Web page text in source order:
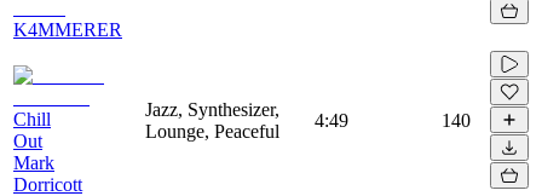
K4MMERER
Chill
Out
Mark
Dorricott
Jazz, Synthesizer,
Lounge, Peaceful
4:49 140